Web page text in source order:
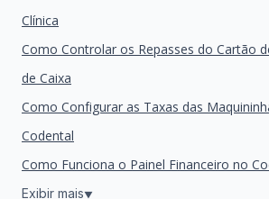
Clínica
Como Controlar os Repasses do Cartão
de Caixa
Como Configurar as Taxas das
Codental
Como Funciona o Painel Financeiro no
Exibir mais▼